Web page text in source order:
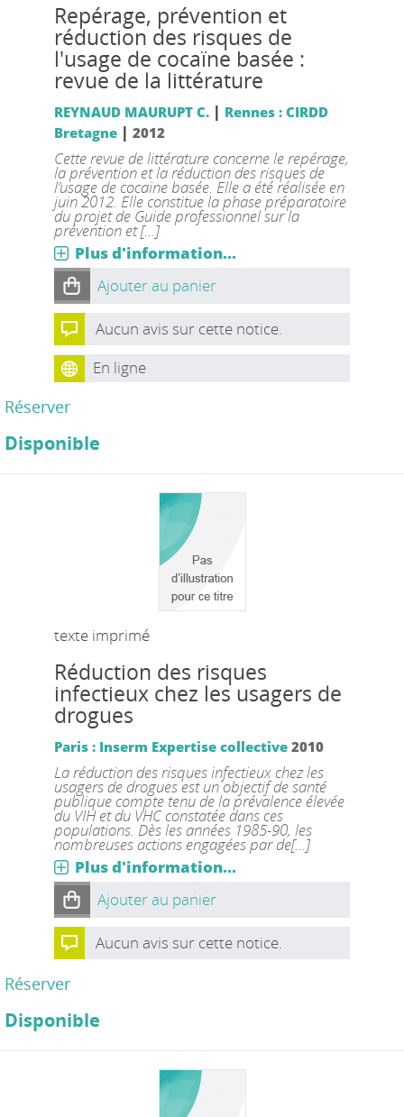
Repérage, prévention et
réduction des risques de
l'usage de cocaïne basée :
revue de la littérature
REYNAUD MAURUPT C. | Rennes : CIRDD
Bretagne| 2012
Cette revue de littérature concerne le repérage,
la prévention et la réduction des risques de
l’usage de cocaïne basée. Elle a été réalisée en
juin 2012. Elle constitue la phase préparatoire
du projet de Guide professionnel sur la
prévention et [...]
Plus d'information...
Ajouter au panier
Aucun avis sur cette notice.
En ligne
Réserver
Disponible
texte imprimé
Réduction des risques
infectieux chez les usagers de
drogues
Paris : Inserm Expertise collective 2010
La réduction des risques infectieux chez les
usagers de drogues est un objectif de santé
publique compte tenu de la prévalence élevée
du VIH et du VHC constatée dans ces
populations. Dès les années 1985-90, les
nombreuses actions engagées par de[...]
Plus d'information...
Ajouter au panier
Aucun avis sur cette notice.
Réserver
Disponible